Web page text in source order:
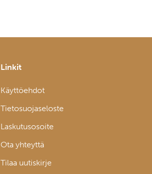
Linkit
Käyttöehdot
Tietosuojaseloste
Laskutusosoite
Ota yhteyttä
Tilaa uutiskirje